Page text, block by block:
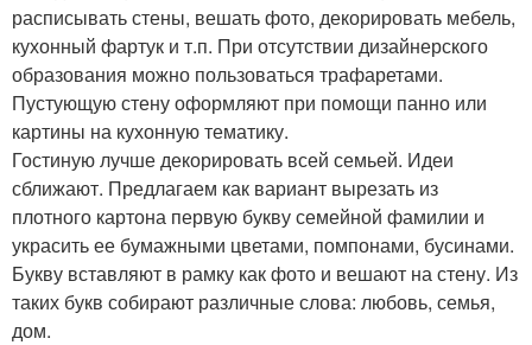
расписывать стены, вешать фото, декорировать мебель,
кухонный фартук и т.п. При отсутствии дизайнерского
образования можно пользоваться трафаретами.
Пустующую стену оформляют при помощи панно или
картины на кухонную тематику.
Гостиную лучше декорировать всей семьей. Идеи
сближают. Предлагаем как вариант вырезать из
плотного картона первую букву семейной фамилии и
украсить ее бумажными цветами, помпонами, бусинами.
Букву вставляют в рамку как фото и вешают на стену. Из
таких букв собирают различные слова: любовь, семья,
дом.